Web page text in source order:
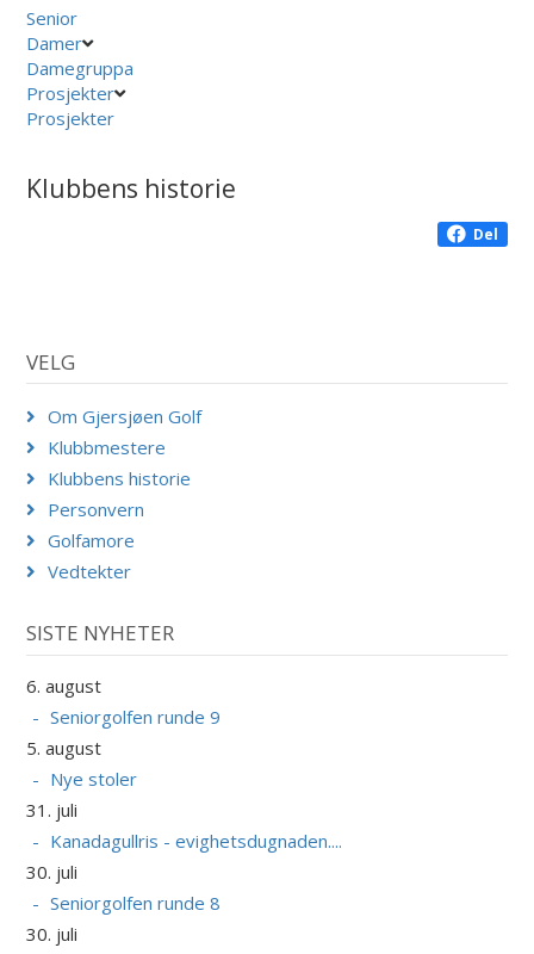
Senior
Damer
Damegruppa
Prosjekter
Prosjekter
Klubbens historie
Del
VELG
Om Gjersjøen Golf
Klubbmestere
Klubbens historie
Personvern
Golfamore
Vedtekter
SISTE NYHETER
6. august
Seniorgolfen runde 9
5. august
Nye stoler
31. juli
Kanadagullris - evighetsdugnaden....
30. juli
Seniorgolfen runde 8
30. juli